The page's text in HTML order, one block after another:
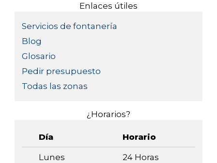
Enlaces útiles
Servicios de fontanería
Blog
Glosario
Pedir presupuesto
Todas las zonas
¿Horarios?
Día Horario
Lunes 24 Horas